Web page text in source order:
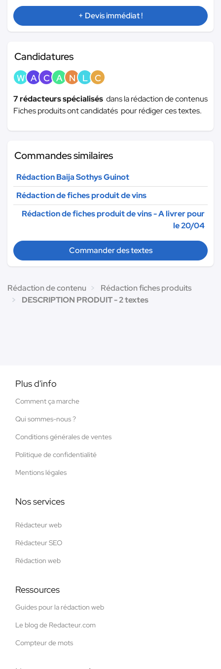
+ Devis immédiat !
Candidatures
W A C A N L C
7 rédacteurs spécialisés dans la rédaction de contenus
Fiches produits ont candidatés pour rédiger ces textes.
Commandes similaires
Rédaction Baija Sothys Guinot
Rédaction de fiches produit de vins
Rédaction de fiches produit de vins - A livrer pour
le 20/04
Commander des textes
Rédaction de contenu
Rédaction fiches produits
DESCRIPTION PRODUIT - 2 textes
Plus d'info
Comment ça marche
Qui sommes-nous ?
Conditions générales de ventes
Politique de confidentialité
Mentions légales
Nos services
Rédacteur web
Rédacteur SEO
Rédaction web
Ressources
Guides pour la rédaction web
Le blog de Redacteur.com
Compteur de mots